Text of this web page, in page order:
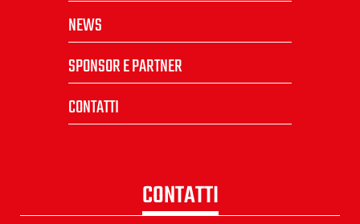
NEWS
SPONSOR E PARTNER
CONTATTI
CONTATTI